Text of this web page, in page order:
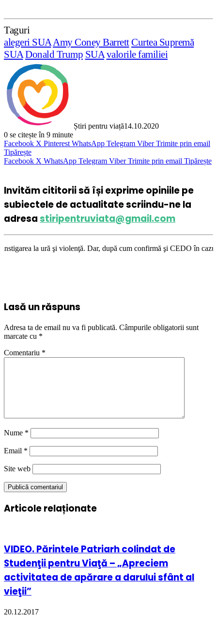
Taguri
alegeri SUAAmy Coney BarrettCurtea Supremă
SUADonald Trump SUA valorile familiei
Știri pentru viață14.10.2020
0 se citește în 9 minute
Facebook X Pinterest WhatsApp Telegram Viber Trimite prin email
Tipărește
Facebook X WhatsApp Telegram Viber Trimite prin email Tipărește
Invităm cititorii să își exprime opiniile pe
subiectele de actualitate scriindu-ne la
adresastiripentruviata@gmail.com
violenţă. Dar, după cum confirmă şi CEDO în cazul Handyside
Lasă un răspuns
Adresa ta de email nu va fi publicată. Câmpurile obligatorii sunt
marcate cu *
Comentariu *
Nume *
Email *
Site web
Articole relaționate
VIDEO. Părintele Patriarh colindat de
Studenţii pentru Viaţă – „Apreciem
activitatea de apărare a darului sfânt al
vieţii”
20.12.2017